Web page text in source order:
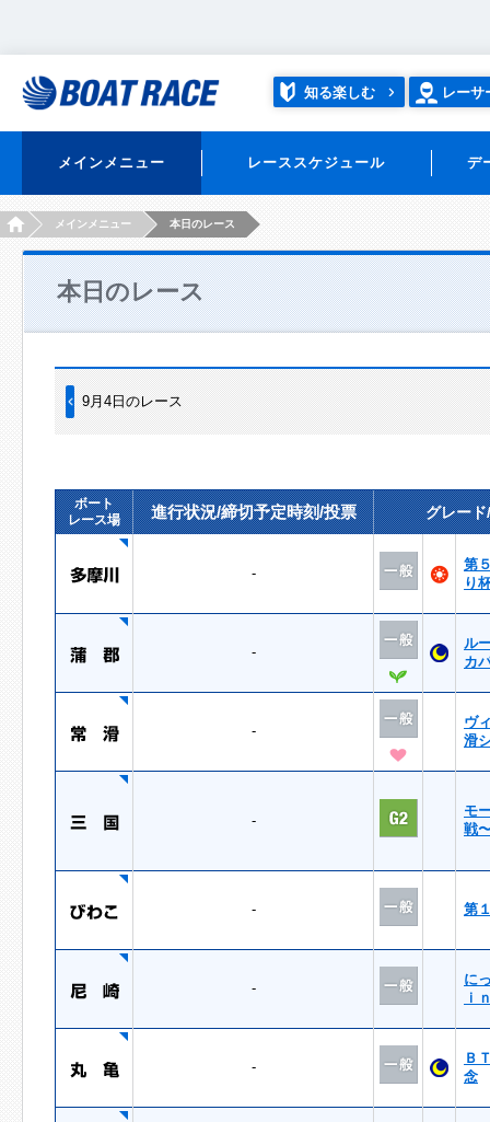
知る楽しむ レーサ
メインメニュー レーススケジュール デ
HOMEメインメニュー 本日のレース
本日のレース
9月4日のレース
ボート
レース場
進行状況/締切予定時刻/投票 グレー
-
第
り
-
ル
カ
-
ヴ
滑
-
モ
戦
- 第
-
に
ｉ
-
Ｂ
念